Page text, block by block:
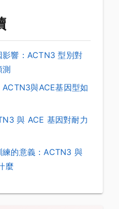
影響：ACTN3 型別對
與ACE基因型如
與 ACE 基因對耐力
的意義：ACTN3 與
麼